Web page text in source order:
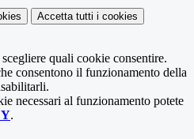
Accetta tutti i cookies
quali cookie consentire.
consentono il funzionamento della
necessari al funzionamento potete
.